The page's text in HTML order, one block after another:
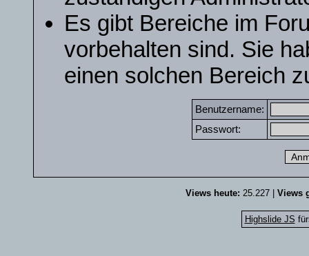
Es gibt Bereiche im
vorbehalten sind. Sie
einen solchen Bereich
Benutzername:
Passwort:
Views heute: 25.227 | Views
Highslide JS